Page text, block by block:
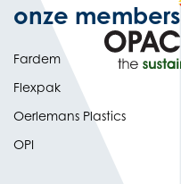
onze members
Fardem
Flexpak
Oerlemans Plastics
OPI